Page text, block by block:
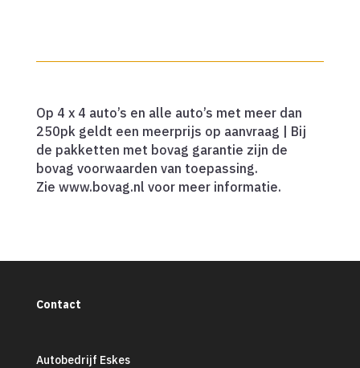
Op 4 x 4 auto’s en alle auto’s met meer dan
250pk geldt een meerprijs op aanvraag | Bij
de pakketten met bovag garantie zijn de
bovag voorwaarden van toepassing.
Zie www.bovag.nl voor meer informatie.
Contact
Autobedrijf Eskes